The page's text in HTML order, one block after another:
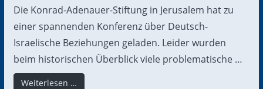
Die Konrad-Adenauer-Stiftung in Jerusalem hat zu
einer spannenden Konferenz über Deutsch-
Israelische Beziehungen geladen. Leider wurden
beim historischen Überblick viele problematische …
Weiterlesen …